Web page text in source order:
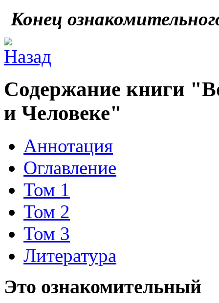
Конец
Содержание книги
и Человеке"
Аннотация
Оглавление
Том 1
Том 2
Том 3
Литература
Это ознакомительный